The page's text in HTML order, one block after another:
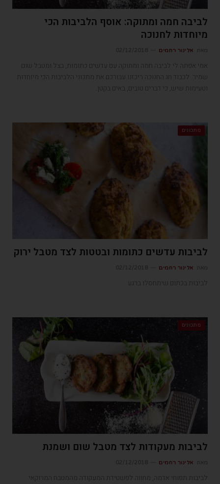
לביבה חמה ומתוקה: אוסף הלביבות הכי
מיוחדות לחנוכה
אלינור רחמים
אמי אפתה לי לביבה חמה ומתוקה עם עדשים כתומות, בצל ומטבל שום
שמיר. לכבוד חג החנוכה ריכזנו עבורכם את מתכוני הלביבות הכי מיוחדות
וטעימות שיש, כי דברים טובים, באים בקטן.
מתכונים
לביבות עדשים כתומות ובטטות לצד מטבל ירוק
אלינור רחמים
לביבות בכתום שיתחסלו ברגע
מתכונים
לביבות מעקודות לצד מטבל שום ושמנת
אלינור רחמים
לביבות תפוחי אדמה, מחווה לפשטידת המעקודה מהמטבח המרוקאי